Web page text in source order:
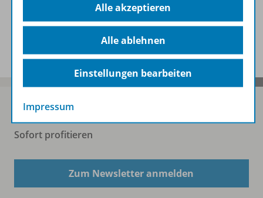
Sofort profitieren
Zum Newsletter anmelden
Alle akzeptieren
Alle ablehnen
Einstellungen bearbeiten
Impressum